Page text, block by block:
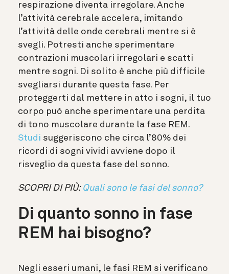
respirazione diventa irregolare. Anche
l’attività cerebrale accelera, imitando
l’attività delle onde cerebrali mentre si è
svegli. Potresti anche sperimentare
contrazioni muscolari irregolari e scatti
mentre sogni. Di solito è anche più difficile
svegliarsi durante questa fase. Per
proteggerti dal mettere in atto i sogni, il tuo
corpo può anche sperimentare una perdita
di tono muscolare durante la fase REM.
Studi suggeriscono che circa l’80% dei
ricordi di sogni vividi avviene dopo il
risveglio da questa fase del sonno.
SCOPRI DI PIÙ: Quali sono le fasi del sonno?
Di quanto sonno in fase
REM hai bisogno?
Negli esseri umani, le fasi REM si verificano